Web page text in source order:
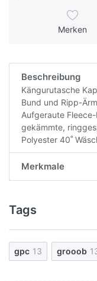
Merken
Beschreibung
Kängurutasche
Bund und Ripp-
Aufgeraute
gekämmte,
Polyester 40˚
Merkmale
Tags
gpc 13 grooob